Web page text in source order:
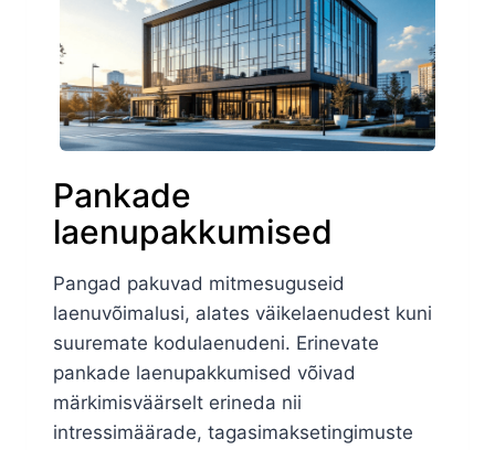
Pankade
laenupakkumised
Pangad pakuvad mitmesuguseid
laenuvõimalusi, alates väikelaenudest kuni
suuremate kodulaenudeni. Erinevate
pankade laenupakkumised võivad
märkimisväärselt erineda nii
intressimäärade, tagasimaksetingimuste